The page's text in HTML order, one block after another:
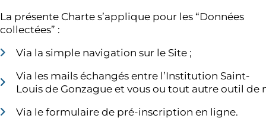
La présente Charte s’applique pour les “Données
collectées” :
Via la simple navigation sur le Site ;
Via les mails échangés entre l’Institution Saint-
Louis de Gonzague et vous ou tout autre outil de
Via le formulaire de pré-inscription en ligne.